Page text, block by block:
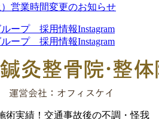
）営業時間変更のお知らせ